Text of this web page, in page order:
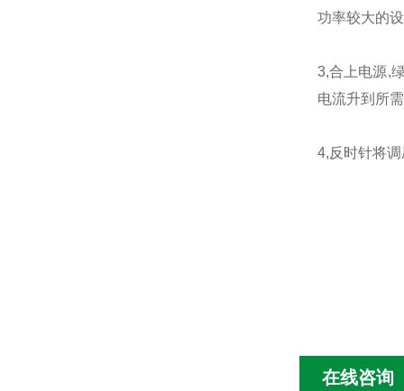
功率较大的
3,合上电源,
电流升到所
4,反时针将
在线咨询